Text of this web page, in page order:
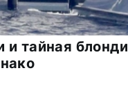
и тайная